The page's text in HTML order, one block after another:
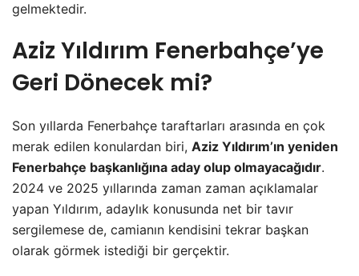
gelmektedir.
Aziz Yıldırım Fenerbahçe’ye
Geri Dönecek mi?
Son yıllarda Fenerbahçe taraftarları arasında en çok
merak edilen konulardan biri, Aziz Yıldırım’ın yeniden
Fenerbahçe başkanlığına aday olup olmayacağıdır.
2024 ve 2025 yıllarında zaman zaman açıklamalar
yapan Yıldırım, adaylık konusunda net bir tavır
sergilemese de, camianın kendisini tekrar başkan
olarak görmek istediği bir gerçektir.